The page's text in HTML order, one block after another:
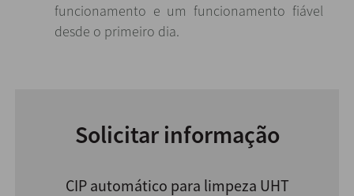
funcionamento e um funcionamento fiável
desde o primeiro dia.
Solicitar informação
CIP automático para limpeza UHT